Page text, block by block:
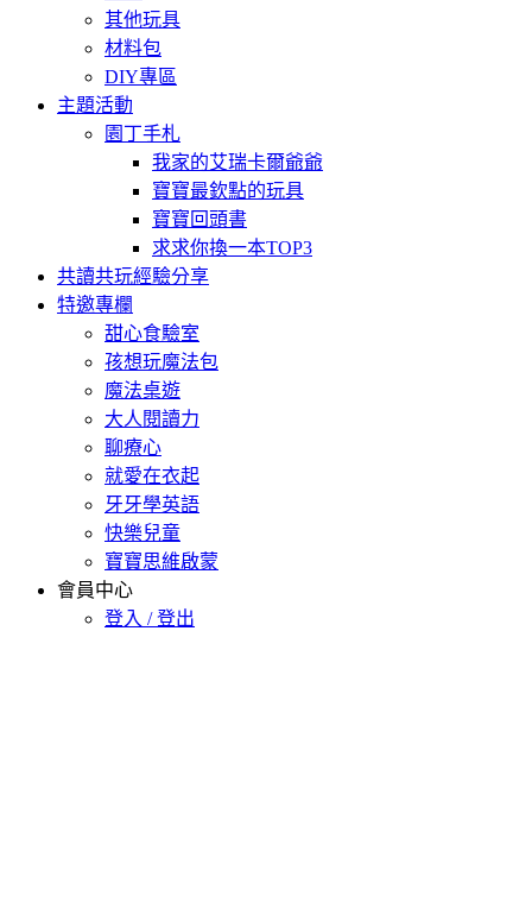
其他玩具
材料包
DIY專區
主題活動
園丁手札
我家的艾瑞卡爾爺爺
寶寶最欽點的玩具
寶寶回頭書
求求你換一本TOP3
共讀共玩經驗分享
特邀專欄
甜心食驗室
孩想玩魔法包
魔法桌遊
大人閱讀力
聊療心
就愛在衣起
牙牙學英語
快樂兒童
寶寶思維啟蒙
會員中心
登入 / 登出